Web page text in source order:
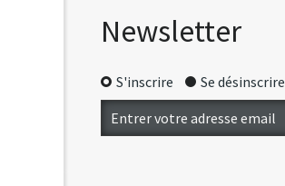
Newsletter
S'inscrire Se désinscrire